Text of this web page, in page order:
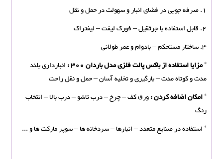
1. صرفه جویی در فضای انبار و سهولت در حمل و نقل
2. قابل استفاده با جرثقیل – فورک لیفت – لیفتراک
3. ساختار مستحکم – بادوام و عمر طولانی
*مزایا استفاده از باکس پالت فلزی مدل باردان 300 :
انبارداری بلند
مدت و کوتاه مدت – بارگیری و تخلیه آسان – حمل و نقل راحت
*امکان اضافه کردن :ورق کف – چرخ – درب تاشو – درب بالا – انتخاب
رنگ
* استفاده در صنایع متعدد – انبارها – سردخانه ها – سوپر مارکت ها و ...